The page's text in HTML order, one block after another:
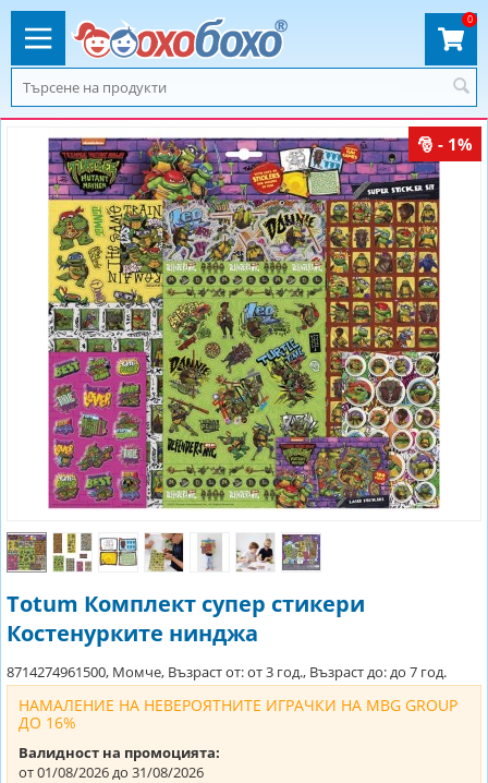
0
- 1%
Totum Комплект супер стикери
Костенурките нинджа
8714274961500, Момче, Възраст от: от 3 год., Възраст до: до 7 год.
НАМАЛЕНИЕ НА НЕВЕРОЯТНИТЕ ИГРАЧКИ НА MBG GROUP
ДО 16%
Валидност на промоцията:
от 01/08/2026 до 31/08/2026